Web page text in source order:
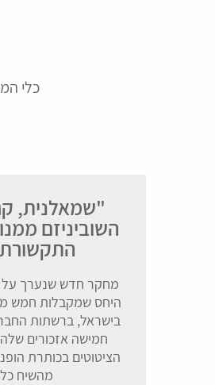
גלה עוד
כלי
"שמאלנית,
השוביניזם
היחס שמקבלות חמש
בישראל, ברשתות
חמישה אזכורים
מהשיח